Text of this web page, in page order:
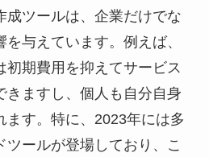
成ツールは、企業だけでな
与えています。例えば、
初期費用を抑えてサービス
きますし、個人も自分自身
ます。特に、2023年には多
ツールが登場しており、こ